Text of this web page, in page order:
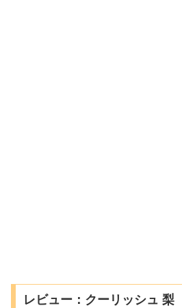
レビュー：クーリッシュ 梨